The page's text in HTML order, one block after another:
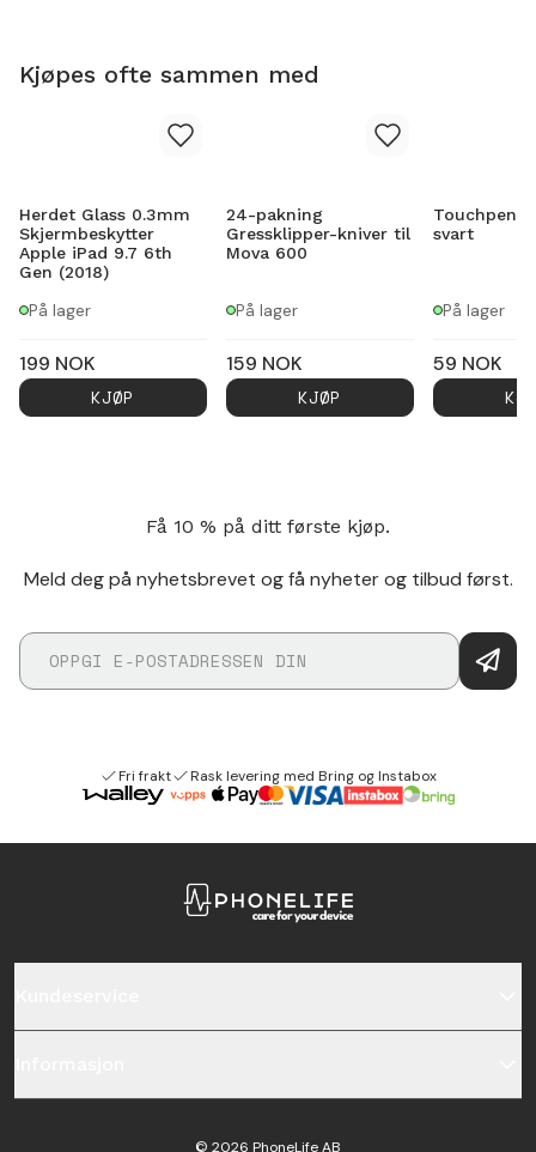
Kjøpes ofte sammen med
Herdet Glass 0.3mm
Skjermbeskytter
Apple iPad 9.7 6th
Gen (2018)
På lager
199 NOK
KJØP
24-pakning
Gressklipper-kniver til
Mova 600
På lager
159 NOK
KJØP
Touchpenn
svart
På lager
59 NOK
Få 10 % på ditt første kjøp.
Meld deg på nyhetsbrevet og få nyheter og tilbud først.
Fri frakt Rask levering med Bring og Instabox
© 2026 PhoneLife AB